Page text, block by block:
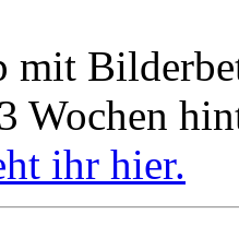
mit
Wochen
ihr hier.